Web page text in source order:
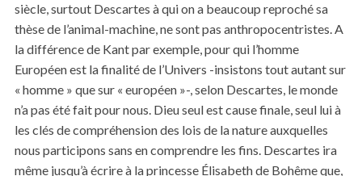
siècle, surtout Descartes à qui on a beaucoup reproché sa
thèse de l’animal-machine, ne sont pas anthropocentristes. A
la différence de Kant par exemple, pour qui l’homme
Européen est la finalité de l’Univers -insistons tout autant sur
« homme » que sur « européen »-, selon Descartes, le monde
n’a pas été fait pour nous. Dieu seul est cause finale, seul lui à
les clés de compréhension des lois de la nature auxquelles
nous participons sans en comprendre les fins. Descartes ira
même jusqu’à écrire à la princesse Élisabeth de Bohême que,